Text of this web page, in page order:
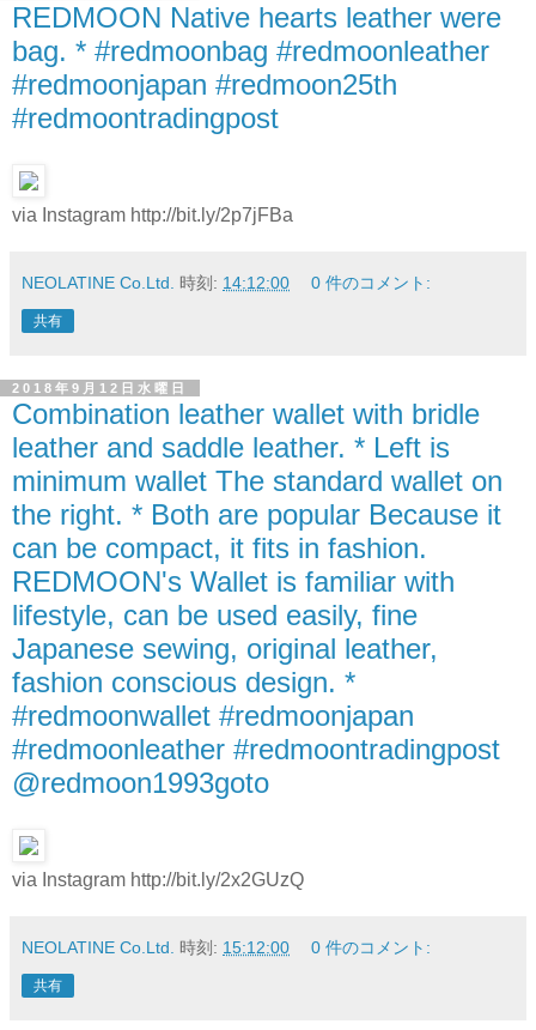
REDMOON Native hearts leather were
bag. * #redmoonbag #redmoonleather
#redmoonjapan #redmoon25th
#redmoontradingpost
via Instagram http://bit.ly/2p7jFBa
NEOLATINE Co.Ltd. 時刻: 14:12:00 0 件のコメント:
共有
2018年9月12日水曜日
Combination leather wallet with bridle
leather and saddle leather. * Left is
minimum wallet The standard wallet on
the right. * Both are popular Because it
can be compact, it fits in fashion.
REDMOON's Wallet is familiar with
lifestyle, can be used easily, fine
Japanese sewing, original leather,
fashion conscious design. *
#redmoonwallet #redmoonjapan
#redmoonleather #redmoontradingpost
@redmoon1993goto
via Instagram http://bit.ly/2x2GUzQ
NEOLATINE Co.Ltd. 時刻: 15:12:00 0 件のコメント:
共有